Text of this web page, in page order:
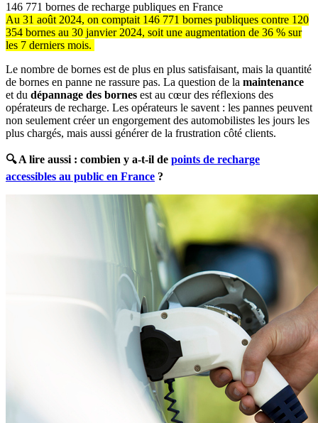
146 771 bornes de recharge publiques en France
Au 31 août 2024, on comptait 146 771 bornes publiques contre 120
354 bornes au 30 janvier 2024, soit une augmentation de 36 % sur
les 7 derniers mois.
Le nombre de bornes est de plus en plus satisfaisant, mais la quantité
de bornes en panne ne rassure pas. La question de la maintenance
et du dépannage des bornes est au cœur des réflexions des
opérateurs de recharge. Les opérateurs le savent : les pannes peuvent
non seulement créer un engorgement des automobilistes les jours les
plus chargés, mais aussi générer de la frustration côté clients.
🔍 A lire aussi : combien y a-t-il de points de recharge
accessibles au public en France ?